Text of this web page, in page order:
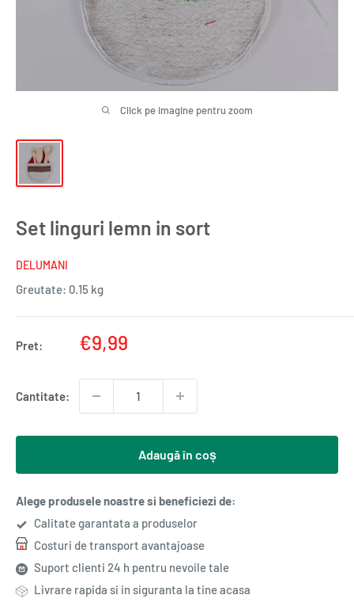
Click pe imagine pentru zoom
Set linguri lemn in sort
DELUMANI
Greutate: 0.15 kg
Pret:
Pret
€9,99
Cantitate:
Adaugă în coș
Alege produsele noastre si beneficiezi de:
Calitate garantata a produselor
Costuri de transport avantajoase
Suport clienti 24 h pentru nevoile tale
Livrare rapida si in siguranta la tine acasa